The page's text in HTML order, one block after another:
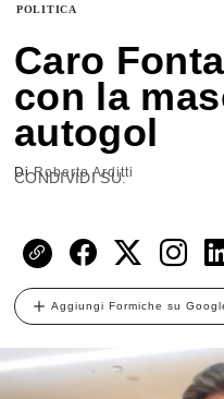
POLITICA
Caro
con la
autogol
DiRoberto Arditti
CONDIVIDI SU:
Aggiungi Formiche su